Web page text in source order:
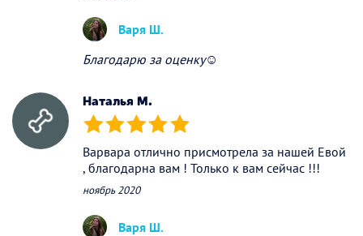
Варя Ш.
Благодарю за оценку☺️
Наталья М.
(*) (*) (*) (*) (*)
Варвара отлично присмотрела за нашей Евой
, благодарна вам ! Только к вам сейчас !!!
ноябрь 2020
Варя Ш.